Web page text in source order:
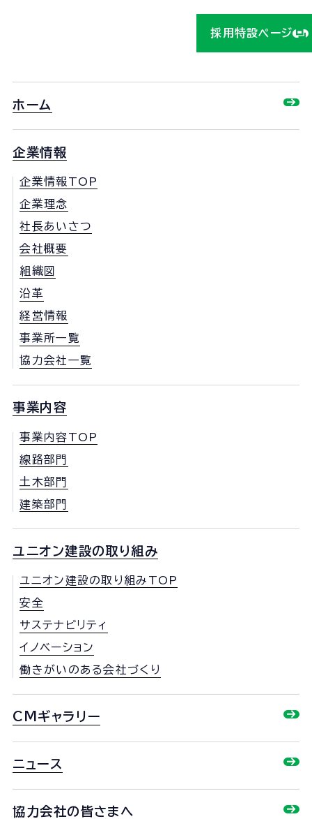
採用特設ページ
ホーム
企業情報
企業情報TOP
企業理念
社長あいさつ
会社概要
組織図
沿革
経営情報
事業所一覧
協力会社一覧
事業内容
事業内容TOP
線路部門
土木部門
建築部門
ユニオン建設の取り組み
ユニオン建設の取り組みTOP
安全
サステナビリティ
イノベーション
働きがいのある会社づくり
CMギャラリー
ニュース
協力会社の皆さまへ